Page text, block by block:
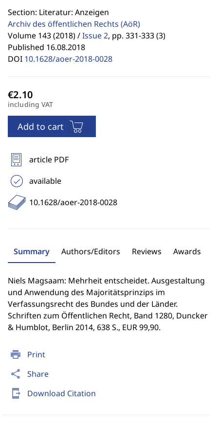
print Print
share Share
send_to_mobile Download Citation
Section: Literatur: Anzeigen
Archiv des öffentlichen Rechts (AöR)
Volume 143 (2018) /Issue 2, pp. 331-333 (3)
Published 16.08.2018
DOI 10.1628/aoer-2018-0028
including VAT
Add to cart
article PDF
available
10.1628/aoer-2018-0028
Summary Authors/Editors Reviews Awards
Niels Magsaam: Mehrheit entscheidet. Ausgestaltung
und Anwendung des Majoritätsprinzips im
Verfassungsrecht des Bundes und der Länder.
Schriften zum Öffentlichen Recht, Band 1280, Duncker
& Humblot, Berlin 2014, 638 S., EUR 99,90.